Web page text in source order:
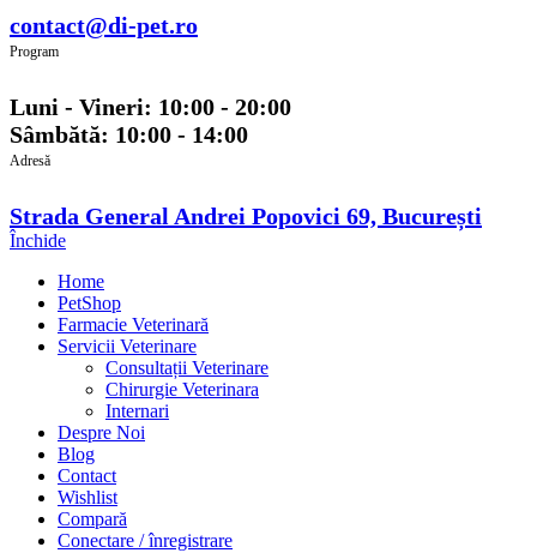
contact@di-pet.ro
Program
Luni - Vineri: 10:00 - 20:00
Sâmbătă: 10:00 - 14:00
Adresă
Strada General Andrei Popovici 69, București
Închide
Home
PetShop
Farmacie Veterinară
Servicii Veterinare
Consultații Veterinare
Chirurgie Veterinara
Internari
Despre Noi
Blog
Contact
Wishlist
Compară
Conectare / înregistrare